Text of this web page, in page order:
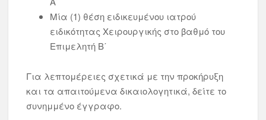
Μία (1) θέση ειδικευμένου ιατρού
ειδικότητας Χειρουργικής στο βαθμό του
Επιμελητή Β΄
Για λεπτομέρειες σχετικά με την προκήρυξη
και τα απαιτούμενα δικαιολογητικά, δείτε το
συνημμένο έγγραφο.